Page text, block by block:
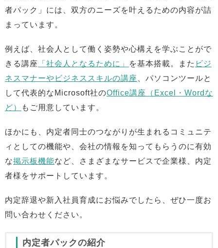
者パック」には、双方のニーズを叶えるための内容が詰
まっています。
例えば、社会人として働く姿勢や心構えを学ぶことがで
きる講座
「社会人となるために」 を基本搭載。また ビジ
ネスマナーやビジネススキルの講座
、パソコンツールと
して代表的なMicrosoft社のOffice講座（Excel・Wordな
ど）
もご用意しています。
ほかにも、内定者同士のつながりが生まれるコミュニテ
ィとしての機能や、会社の情報を知ってもらうのに有効
な掲示板機能など、さまざまなサービスで企業様、内定
者様をサポートしています。
内定辞退や新入社員育成にお悩みでしたら、ぜひ一度お
問い合わせください。
内定者パックの紹介